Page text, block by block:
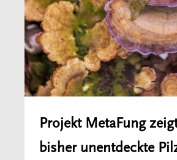
Projekt MetaFung
bisher unentdeckte